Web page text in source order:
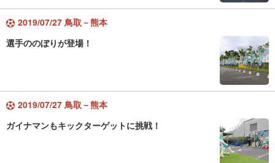
2019/07/27 鳥取－熊本
選手ののぼりが登場！
2019/07/27 鳥取－熊本
ガイナマンもキックターゲットに挑戦！